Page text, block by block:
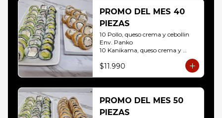
PROMO DEL MES 40
PIEZAS
10 Pollo, queso crema y cebollin
Env. Panko
10 Kanikama, queso crema y
10 Pollo, queso crema y cebollin
$11.990
PROMO DEL MES 50
PIEZAS